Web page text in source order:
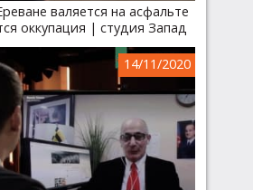
валяется на асфальте
оккупация | студия Запад
14/11/2020